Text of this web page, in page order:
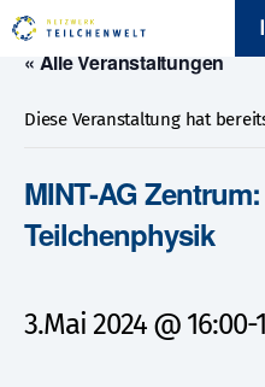
« Alle Veranstaltungen
Diese Veranstaltung hat
MINT-AG
Teilchenphysik
3.Mai 2024 @ 16:00-